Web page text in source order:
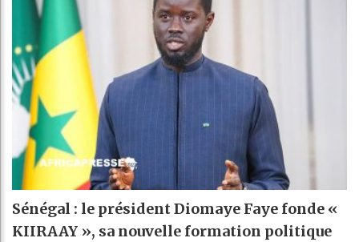
Sénégal : le président Diomaye Faye fonde «
KIIRAAY », sa nouvelle formation politique